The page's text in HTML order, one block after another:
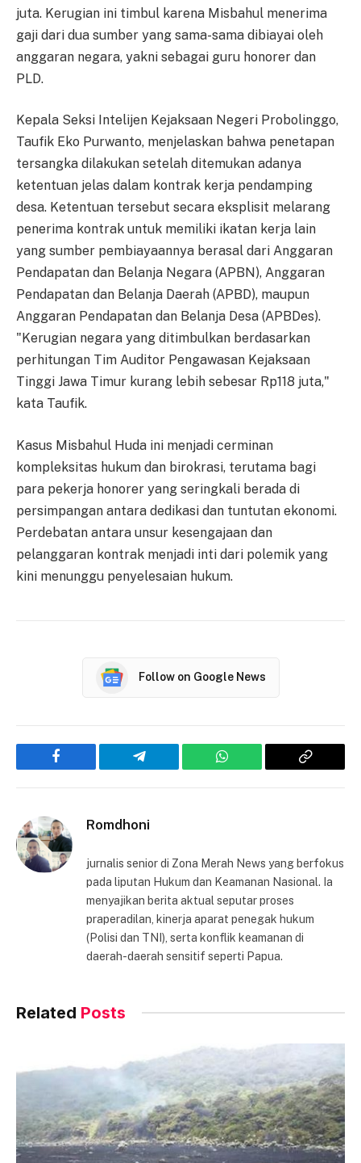
juta. Kerugian ini timbul karena Misbahul menerima
gaji dari dua sumber yang sama-sama dibiayai oleh
anggaran negara, yakni sebagai guru honorer dan
PLD.
Kepala Seksi Intelijen Kejaksaan Negeri Probolinggo,
Taufik Eko Purwanto, menjelaskan bahwa penetapan
tersangka dilakukan setelah ditemukan adanya
ketentuan jelas dalam kontrak kerja pendamping
desa. Ketentuan tersebut secara eksplisit melarang
penerima kontrak untuk memiliki ikatan kerja lain
yang sumber pembiayaannya berasal dari Anggaran
Pendapatan dan Belanja Negara (APBN), Anggaran
Pendapatan dan Belanja Daerah (APBD), maupun
Anggaran Pendapatan dan Belanja Desa (APBDes).
"Kerugian negara yang ditimbulkan berdasarkan
perhitungan Tim Auditor Pengawasan Kejaksaan
Tinggi Jawa Timur kurang lebih sebesar Rp118 juta,"
kata Taufik.
Kasus Misbahul Huda ini menjadi cerminan
kompleksitas hukum dan birokrasi, terutama bagi
para pekerja honorer yang seringkali berada di
persimpangan antara dedikasi dan tuntutan ekonomi.
Perdebatan antara unsur kesengajaan dan
pelanggaran kontrak menjadi inti dari polemik yang
kini menunggu penyelesaian hukum.
Follow on Google News
Facebook Telegram WhatsApp
Copy
Romdhoni
jurnalis senior di Zona Merah News yang berfokus
pada liputan Hukum dan Keamanan Nasional. Ia
menyajikan berita aktual seputar proses
praperadilan, kinerja aparat penegak hukum
(Polisi dan TNI), serta konflik keamanan di
daerah-daerah sensitif seperti Papua.
Related Posts